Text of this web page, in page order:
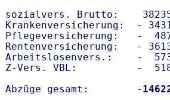
sozialvers. Brutto:
Krankenversicherung:  -
Pflegeversicherung:   -
Rentenversicherung:   -
Arbeitslosenvers.:    -
Z-Vers. VBL:          -
Abzüge gesamt:        -